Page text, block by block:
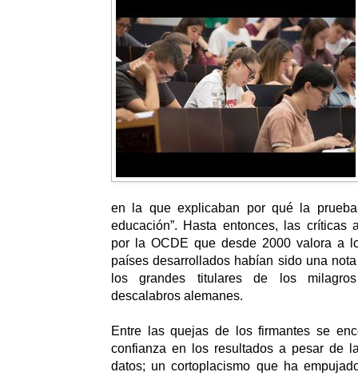
en la que explicaban por qué la
educación”. Hasta entonces, las críticas
por la OCDE que desde 2000 valora a
países desarrollados habían sido una
los grandes titulares de los
descalabros alemanes.
Entre las quejas de los firmantes se
confianza en los resultados a pesar de
datos; un cortoplacismo que ha